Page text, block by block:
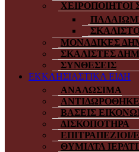
ΧΕΙΡΟΠΟΙΗΤΟΙ
ΜΟΝΑΔΙΚΕΣ
ΣΚΑΛΙΣΤΕΣ
ΣΥΝΘΕΣΕΙΣ
ΕΚΚΛΗΣΙΑΣΤΙΚΑ ΕΙΔΗ
ΑΝΑΛΩΣΙΜΑ
ΒΑΣΕΙΣ
ΔΙΣΚΟΠΟΤΗΡΑ
ΕΠΙΤΡΑΠΕΖΙΟΙ/
ΘΥΜΙΑΤΑ